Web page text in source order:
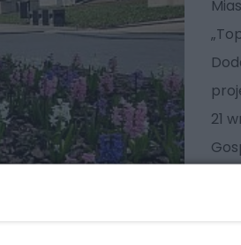
21